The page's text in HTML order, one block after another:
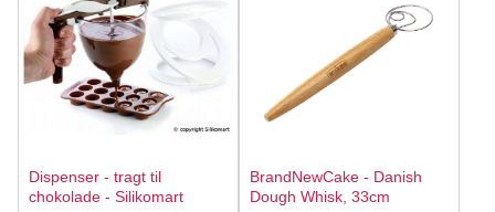
Dispenser - tragt til
chokolade - Silikomart
BrandNewCake - Danish
Dough Whisk, 33cm